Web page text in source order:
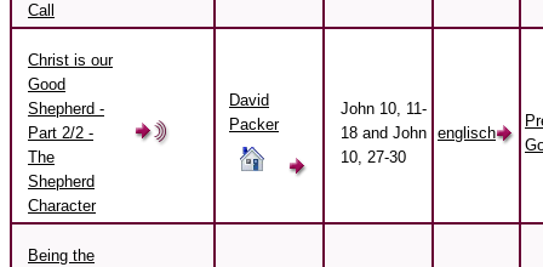
Call
Christ is our
Good
Shepherd -
Part 2/2 -
The
Shepherd
Character
David
Packer
John 10, 11-
18 and John
10, 27-30
englisch
Being the